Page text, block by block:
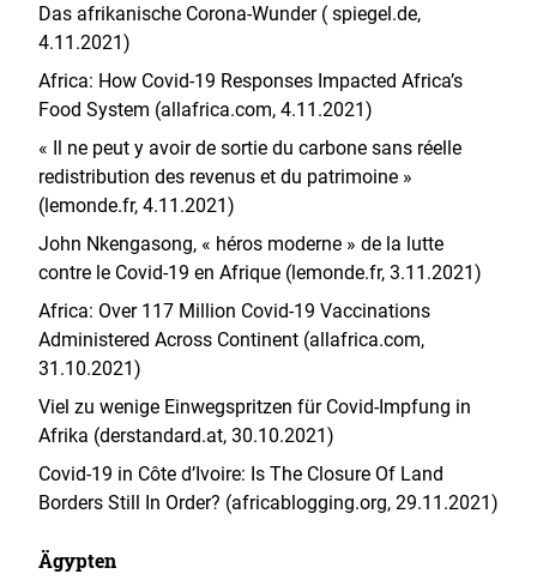
Das afrikanische Corona-Wunder ( spiegel.de,
4.11.2021)
Africa: How Covid-19 Responses Impacted Africa’s
Food System (allafrica.com, 4.11.2021)
« Il ne peut y avoir de sortie du carbone sans réelle
redistribution des revenus et du patrimoine »
(lemonde.fr, 4.11.2021)
John Nkengasong, « héros moderne » de la lutte
contre le Covid-19 en Afrique (lemonde.fr, 3.11.2021)
Africa: Over 117 Million Covid-19 Vaccinations
Administered Across Continent (allafrica.com,
31.10.2021)
Viel zu wenige Einwegspritzen für Covid-Impfung in
Afrika (derstandard.at, 30.10.2021)
Covid-19 in Côte d’Ivoire: Is The Closure Of Land
Borders Still In Order? (africablogging.org, 29.11.2021)
Ägypten